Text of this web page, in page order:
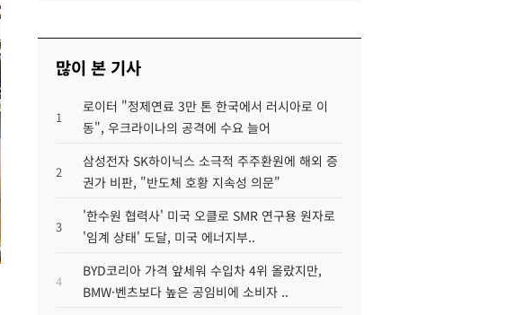
많이 본 기사
1
로이터 "정제연료 3만 톤 한국에서 러시아로 이
동", 우크라이나의 공격에 수요 늘어
2
삼성전자 SK하이닉스 소극적 주주환원에 해외 증
권가 비판, "반도체 호황 지속성 의문"
3
'한수원 협력사' 미국 오클로 SMR 연구용 원자로
'임계 상태' 도달, 미국 에너지부..
4
BYD코리아 가격 앞세워 수입차 4위 올랐지만,
BMW·벤츠보다 높은 공임비에 소비자 ..